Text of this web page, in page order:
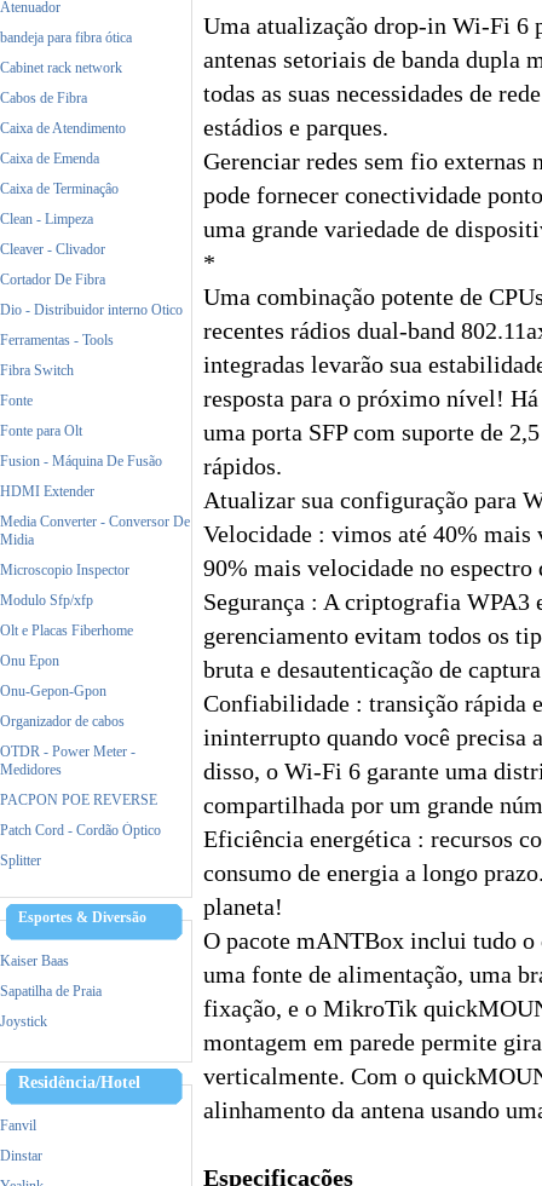
Atenuador
bandeja para fibra ótica
Cabinet rack network
Cabos de Fibra
Caixa de Atendimento
Caixa de Emenda
Caixa de Terminaçâo
Clean - Limpeza
Cleaver - Clivador
Cortador De Fibra
Dio - Distribuidor interno Otico
Ferramentas - Tools
Fibra Switch
Fonte
Fonte para Olt
Fusion - Máquina De Fusão
HDMI Extender
Media Converter - Conversor De
Midia
Microscopio Inspector
Modulo Sfp/xfp
Olt e Placas Fiberhome
Onu Epon
Onu-Gepon-Gpon
Organizador de cabos
OTDR - Power Meter -
Medidores
PACPON POE REVERSE
Patch Cord - Cordão Óptico
Splitter
Esportes & Diversão
Kaiser Baas
Sapatilha de Praia
Joystick
Residência/Hotel
Fanvil
Dinstar
Uma atualização drop-in Wi-Fi 6
antenas setoriais de banda dupla
todas as suas necessidades de
estádios e parques.
Gerenciar redes sem fio
pode fornecer conectividade
uma grande variedade de
*
Uma combinação potente de
recentes rádios dual-band
integradas levarão sua
resposta para o próximo nível!
uma porta SFP com suporte de
rápidos.
Atualizar sua configuração para
Velocidade : vimos até 40% mais
90% mais velocidade no espectro
Segurança : A criptografia WPA3
gerenciamento evitam todos os
bruta e desautenticação de
Confiabilidade : transição rápida
ininterrupto quando você precisa
disso, o Wi-Fi 6 garante uma
compartilhada por um grande
Eficiência energética : recursos
consumo de energia a longo
planeta!
O pacote mANTBox inclui tudo
uma fonte de alimentação, uma
fixação, e o MikroTik
montagem em parede permite
verticalmente. Com o
alinhamento da antena usando
Especificações